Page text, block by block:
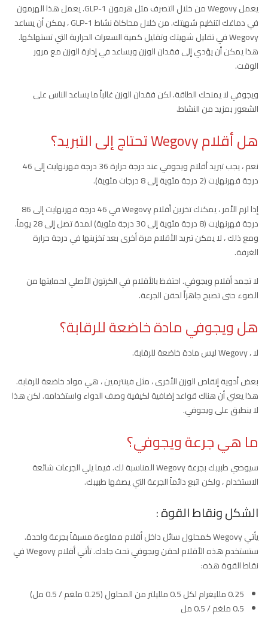
يعمل Wegovy من خلال التصرف مثل هرمون GLP-1. يعمل هذا الهرمون
في دماغك لتنظيم شهيتك. من خلال محاكاة نشاط GLP-1 ، يمكن أن يساعد
Wegovy في تقليل شهيتك وتقليل كمية السعرات الحرارية التي تستهلكها.
هذا يمكن أن يؤدي إلى فقدان الوزن ويساعد في إدارة الوزن مع مرور
الوقت.
ويجوفي لا يمنحك الطاقة. لكن فقدان الوزن غالباً ما يساعد الناس على
الشعور بمزيد من النشاط.
هل أقلام Wegovy تحتاج إلى التبريد؟
نعم ، يجب تبريد أقلام ويجوفي عند درجة حرارة 36 درجة فهرنهايت إلى 46
درجة فهرنهايت (2 درجة مئوية إلى 8 درجات مئوية).
إذا لزم الأمر ، يمكنك تخزين أقلام Wegovy في 46 درجة فهرنهايت إلى 86
درجة فهرنهايت (8 درجة مئوية إلى 30 درجة مئوية) لمدة تصل إلى 28 يوماً.
ومع ذلك ، لا يمكن تبريد الأقلام مرة أخرى بعد تخزينها في درجة حرارة
الغرفة.
لا تجمد أقلام ويجوفي. احتفظ بالأقلام في الكرتون الأصلي لحمايتها من
الضوء حتى تصبح جاهزاً لحقن الجرعة.
هل ويجوفي مادة خاضعة للرقابة؟
لا ، Wegovy ليس مادة خاضعة للرقابة.
بعض أدوية إنقاص الوزن الأخرى ، مثل فينترمين ، هي مواد خاضعة للرقابة.
هذا يعني أن هناك قواعد إضافية لكيفية وصف الدواء واستخدامه. لكن هذا
لا ينطبق على ويجوفي.
ما هي جرعة ويجوفي؟
سيوصي طبيبك بجرعة Wegovy المناسبة لك. فيما يلي الجرعات شائعة
الاستخدام ، ولكن اتبع دائماً الجرعة التي يصفها طبيبك.
الشكل ونقاط القوة :
يأتي Wegovy كمحلول سائل داخل أقلام مملوءة مسبقاً بجرعة واحدة.
ستستخدم هذه الأقلام لحقن ويجوفي تحت جلدك. تأتي أقلام Wegovy في
نقاط القوة هذه:
0.25 ملليغرام لكل 0.5 ملليلتر من المحلول (0.25 ملغم / 0.5 مل)
0.5 ملغم / 0.5 مل